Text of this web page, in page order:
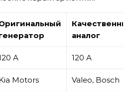
Качественный
аналог
А 120 А
Motors Valeo, Bosch